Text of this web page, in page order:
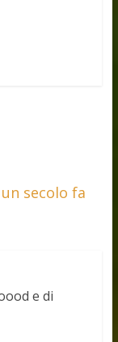
secolo fa
e di